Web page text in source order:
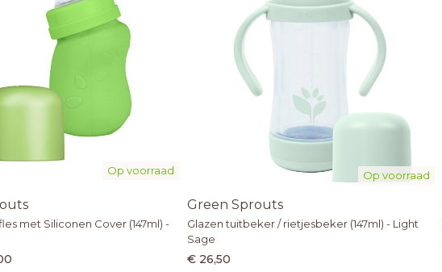
Op voorraad
met Siliconen Cover (147ml) -
Op voorraad
Green Sprouts
Glazen tuitbeker / rietjesbeker (147ml) - Light
Sage
€ 26,50